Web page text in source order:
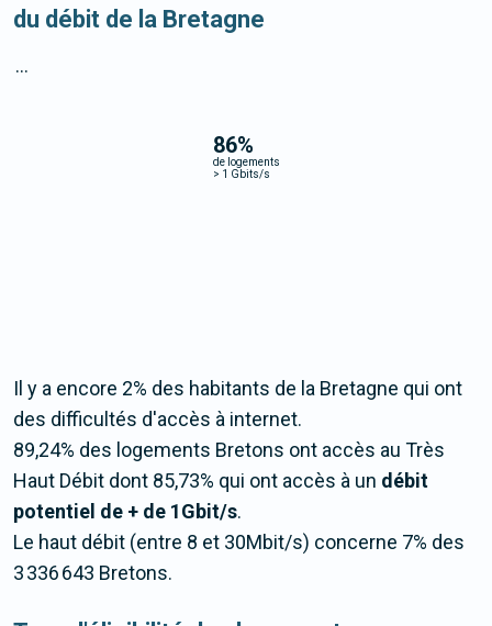
du débit de la Bretagne
86%
de logements
> 1 Gbits/s
...
Il y a encore 2% des habitants de la Bretagne qui ont
des difficultés d'accès à internet.
89,24% des logements Bretons ont accès au Très
Haut Débit dont 85,73% qui ont accès à un débit
potentiel de + de 1Gbit/s.
Le haut débit (entre 8 et 30Mbit/s) concerne 7% des
3 336 643 Bretons.